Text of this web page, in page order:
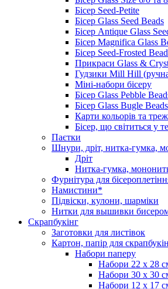
Бісер Seed-Petite
Бісер Glass Seed Beads
Бісер Antique Glass
Бісер Magnifica Glass
Бісер Seed-Frosted
Прикраси Glass &
Гудзики Mill Hill
Міні-набори бісеру
Бісер Glass Pebble
Бісер Glass Bugle Beads
Карти кольорів та
Бісер, що світиться у
Паєтки
Шнури, дріт, нитка-гумка,
Дріт
Нитка-гумка,
Фурнітура для
Намистини*
Підвіски, кулони, шарміки
Нитки для вышивки
Скрапбукінг
Заготовки для листівок
Картон, папір для
Набори паперу
Набори 22 х 28
Набори 30 х 30
Набори 12 х 17